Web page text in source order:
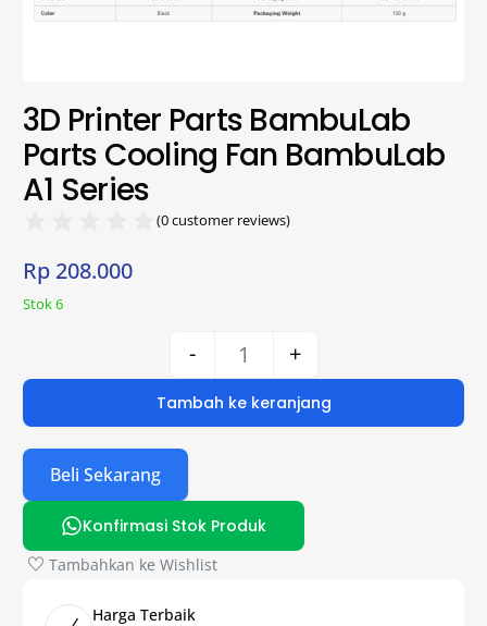
3D Printer Parts BambuLab
Parts Cooling Fan BambuLab
A1 Series
(0customer reviews)
Rp 208.000
Stok 6
- +
Tambah ke keranjang
Beli Sekarang
Konfirmasi Stok Produk
Tambahkan ke Wishlist
Harga Terbaik